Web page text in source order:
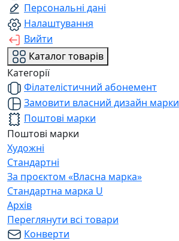
Персональні дані
Налаштування
Вийти
Каталог товарів
Категорії
Філателістичний абонемент
Замовити власний дизайн марки
Поштові марки
Поштові марки
Художні
Стандартні
За проєктом «Власна марка»
Стандартна марка U
Архів
Переглянути всі товари
Конверти